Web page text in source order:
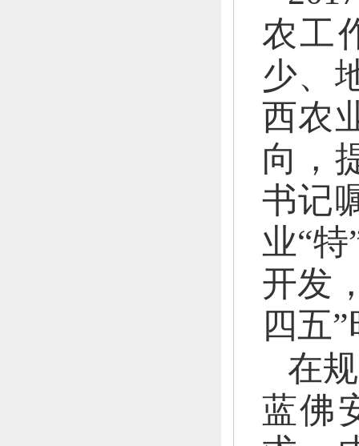
农工
少、
西农
向，
书记
业“特
开发
四五
在
蓝佛